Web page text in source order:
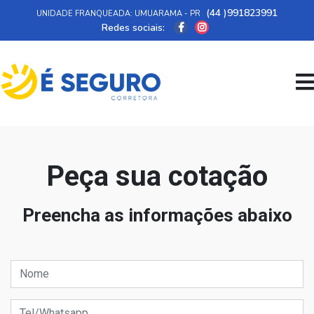
UNIDADE FRANQUEADA: UMUARAMA - PR
(44 )991823991
Redes sociais:
Peça sua cotação
Preencha as informações abaixo